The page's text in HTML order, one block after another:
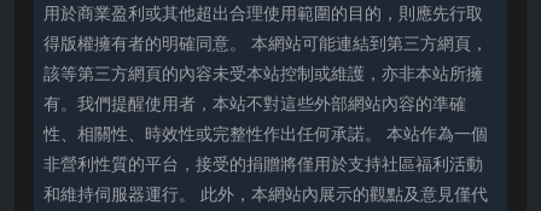
用於商業盈利或其他超出合理使用範圍的目的，則應先行取
得版權擁有者的明確同意。 本網站可能連結到第三方網頁，
該等第三方網頁的內容未受本站控制或維護，亦非本站所擁
有。我們提醒使用者，本站不對這些外部網站內容的準確
性、相關性、時效性或完整性作出任何承諾。 本站作為一個
非營利性質的平台，接受的捐贈將僅用於支持社區福利活動
和維持伺服器運行。 此外，本網站內展示的觀點及意見僅代